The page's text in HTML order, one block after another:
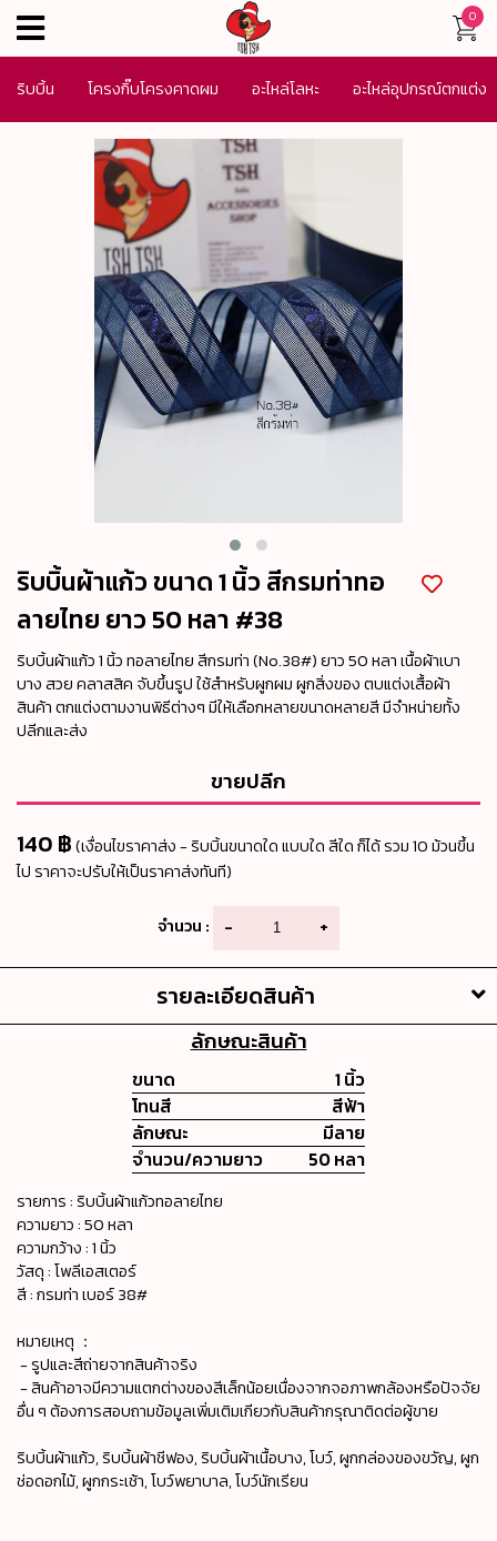
0
menu
ริบบิ้น โครงกิ๊บโครงคาดผม อะไหล่โลหะ อะไหล่อุปกรณ์ตกแต่ง
เครื่องประดับ SALE
ริบบิ้นผ้าแก้ว ขนาด 1 นิ้ว สีกรมท่าทอ
ลายไทย ยาว 50 หลา #38
ริบบิ้นผ้าแก้ว 1 นิ้ว ทอลายไทย สีกรมท่า (No.38#) ยาว 50 หลา เนื้อผ้าเบา
บาง สวย คลาสสิค จับขึ้นรูป ใช้สำหรับผูกผม ผูกสิ่งของ ตบแต่งเสื้อผ้า
สินค้า ตกแต่งตามงานพิธีต่างๆ มีให้เลือกหลายขนาดหลายสี มีจำหน่ายทั้ง
ปลีกและส่ง
ขายปลีก
140 ฿(เงื่อนไขราคาส่ง - ริบบิ้นขนาดใด แบบใด สีใด ก็ได้ รวม 10 ม้วนขึ้น
ไป ราคาจะปรับให้เป็นราคาส่งทันที)
จำนวน : - +
รายละเอียดสินค้า
ลักษณะสินค้า
ขนาด
1 นิ้ว
โทนสี
สีฟ้า
ลักษณะ
มีลาย
จำนวน/ความยาว
50 หลา
รายการ : ริบบิ้นผ้าแก้วทอลายไทย
ความยาว : 50 หลา
ความกว้าง : 1 นิ้ว
วัสดุ : โพลีเอสเตอร์
สี : กรมท่า เบอร์ 38#
หมายเหตุ ：
- รูปและสีถ่ายจากสินค้าจริง
- สินค้าอาจมีความแตกต่างของสีเล็กน้อยเนื่องจากจอภาพกล้องหรือปัจจัย
อื่น ๆ ต้องการสอบถามข้อมูลเพิ่มเติมเกียวกับสินค้ากรุณาติดต่อผู้ขาย
ริบบิ้นผ้าแก้ว, ริบบิ้นผ้าชีฟอง, ริบบิ้นผ้าเนื้อบาง, โบว์, ผูกกล่องของขวัญ, ผูก
ช่อดอกไม้, ผูกกระเช้า, โบว์พยาบาล, โบว์นักเรียน